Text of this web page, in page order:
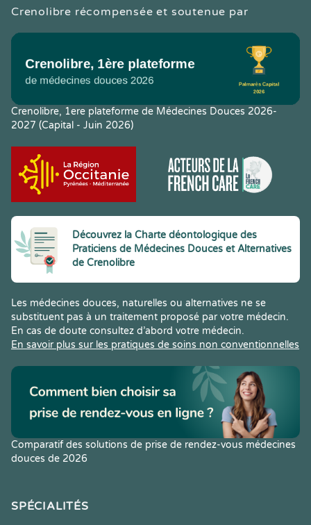
Crenolibre récompensée et soutenue par
Crenolibre, 1ere plateforme de Médecines Douces 2026-
2027 (Capital - Juin 2026)
Découvrez la Charte déontologique des
Praticiens de Médecines Douces et Alternatives
de Crenolibre
Les médecines douces, naturelles ou alternatives ne se
substituent pas à un traitement proposé par votre médecin.
En cas de doute consultez d’abord votre médecin.
En savoir plus sur les pratiques de soins non conventionnelles
Comparatif des solutions de prise de rendez-vous médecines
douces de 2026
SPÉCIALITÉS